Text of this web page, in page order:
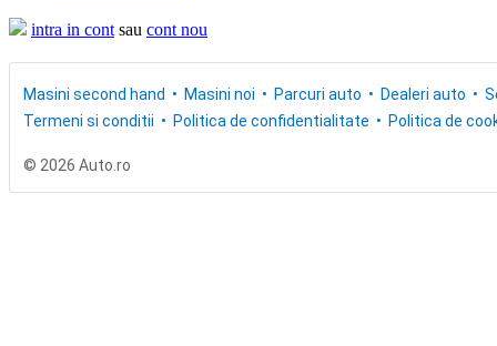
intra in cont sau cont nou
Masini second hand Masini noi Parcuri auto Dealeri auto
Termeni si conditii
Politica de confidentialitate Politica de
© 2026 Auto.ro